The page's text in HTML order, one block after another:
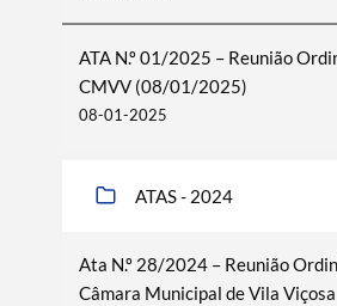
ATA N.º 01/2025 – Reunião
CMVV (08/01/2025)
08-01-2025
ATAS - 2024
Ata N.º 28/2024 – Reunião
Câmara Municipal de Vila Viçosa